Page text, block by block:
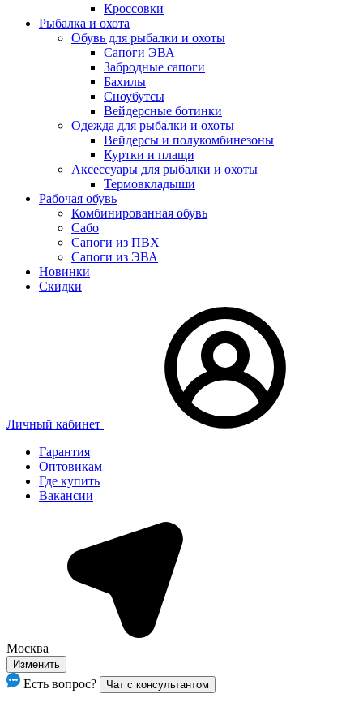
Кроссовки
Рыбалка и охота
Обувь для рыбалки и охоты
Сапоги ЭВА
Забродные сапоги
Бахилы
Сноубутсы
Вейдерсные ботинки
Одежда для рыбалки и охоты
Вейдерсы и полукомбинезоны
Куртки и плащи
Аксессуары для рыбалки и охоты
Термовкладыши
Рабочая обувь
Комбинированная обувь
Сабо
Сапоги из ПВХ
Сапоги из ЭВА
Новинки
Скидки
Личный кабинет
Гарантия
Оптовикам
Где купить
Вакансии
Москва
Изменить
Есть вопрос? Чат с консультантом